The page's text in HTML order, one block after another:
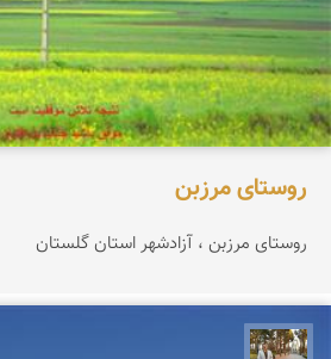
روستای مرزبن
روستای مرزبن ، آزادشهر استان گلستان